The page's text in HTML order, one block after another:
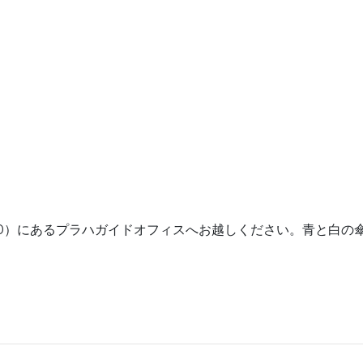
にあるプラハガイドオフィスへお越しください。青と白の